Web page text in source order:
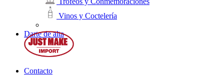
Vinos y Coctelería
Darte de alta
Contacto